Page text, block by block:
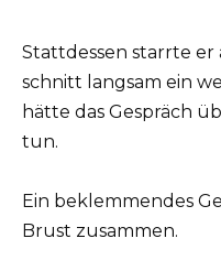
Stattdessen starrte er
schnitt langsam ein
hätte das Gespräch
tun.
Ein beklemmendes
Brust zusammen.